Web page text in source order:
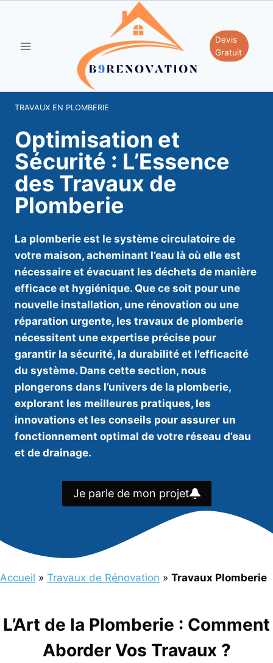
contenu
Devis
Gratuit
TRAVAUX EN PLOMBERIE
Optimisation et
Sécurité : L’Essence
des Travaux de
Plomberie
La plomberie est le système circulatoire de
votre maison, acheminant l’eau là où elle est
nécessaire et évacuant les déchets de manière
efficace et hygiénique. Que ce soit pour une
nouvelle installation, une rénovation ou une
réparation urgente, les travaux de plomberie
nécessitent une expertise précise pour
garantir la sécurité, la durabilité et l’efficacité
du système. Dans cette section, nous
plongerons dans l’univers de la plomberie,
explorant les meilleures pratiques, les
innovations et les conseils pour assurer un
fonctionnement optimal de votre réseau d’eau
et de drainage.
Je parle de mon projet
Accueil » Travaux de Rénovation » Travaux Plomberie
L’Art de la Plomberie : Comment
Aborder Vos Travaux ?